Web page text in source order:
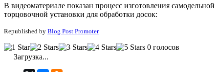
В видеоматериале показан процесс изготовления самодельной
торцовочной установки для обработки досок:
Republished by Blog Post Promoter
0 голосов
Загрузка...